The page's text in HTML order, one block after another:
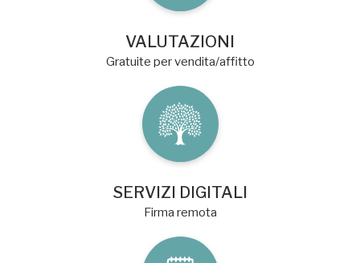
VALUTAZIONI
Gratuite per vendita/affitto
SERVIZI DIGITALI
Firma remota